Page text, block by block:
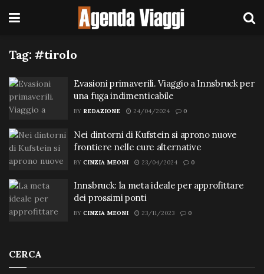
Tag: #tirolo
Evasioni primaverili. Viaggio a Innsbruck per
una fuga indimenticabile
BY REDAZIONE 24/04/2024 0
Nei dintorni di Kufstein si aprono nuove
frontiere nelle cure alternative
BY CINZIA MEONI 23/04/2024 0
Innsbruck: la meta ideale per approfittare
dei prossimi ponti
BY CINZIA MEONI 23/11/2023 0
CERCA